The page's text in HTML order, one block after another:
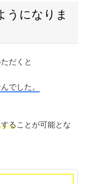
うになりま
だくと
でした。
ることが可能とな